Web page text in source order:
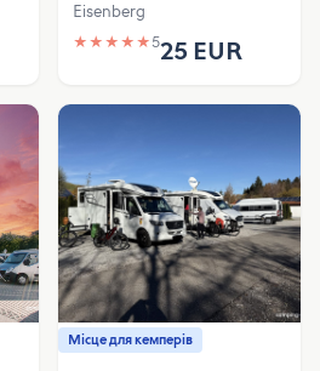
Eisenberg
★ ★ ★ ★ ★525 EUR
Місце для кемперів